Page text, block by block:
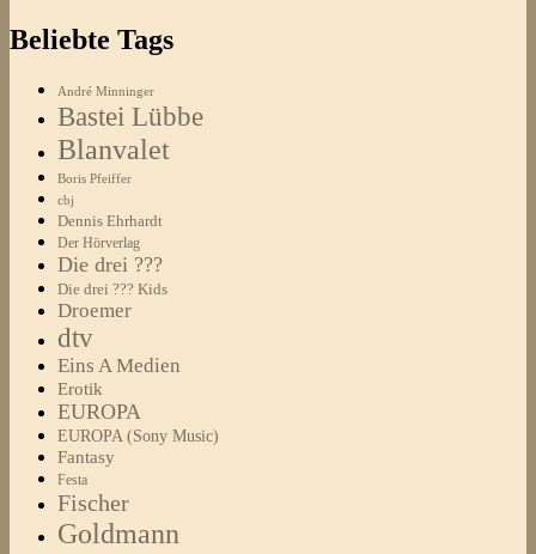
Beliebte Tags
André Minninger
Bastei Lübbe
Blanvalet
Boris Pfeiffer
cbj
Dennis Ehrhardt
Der Hörverlag
Die drei ???
Die drei ??? Kids
Droemer
dtv
Eins A Medien
Erotik
EUROPA
EUROPA (Sony Music)
Fantasy
Festa
Fischer
Goldmann